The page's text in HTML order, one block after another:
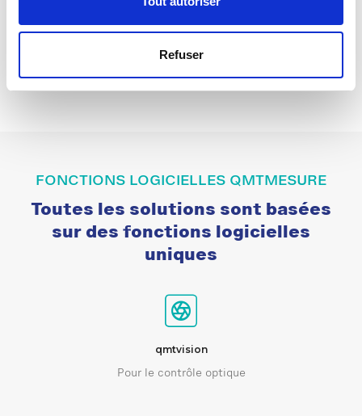
Refuser
FONCTIONS LOGICIELLES QMTMESURE
Toutes les solutions sont basées
sur des fonctions logicielles
uniques
qmtvision
Pour le contrôle optique